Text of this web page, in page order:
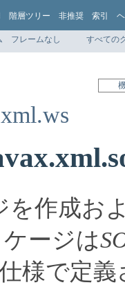
階層ツリー 非推奨 索引
フレームなし すべての
を作成お
ージは
様で定